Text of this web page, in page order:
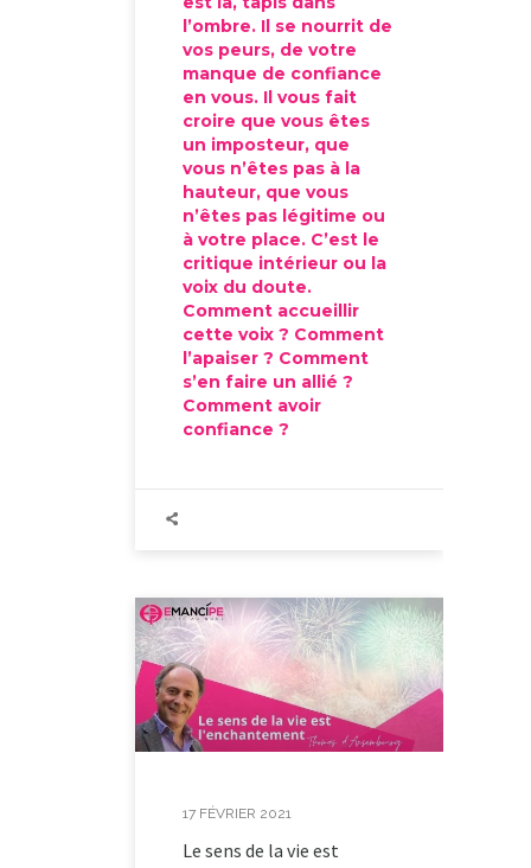
l’ombre. Il se nourrit de
vos peurs, de votre
manque de confiance
en vous. Il vous fait
croire que vous êtes
un imposteur, que
vous n’êtes pas à la
hauteur, que vous
n’êtes pas légitime ou
à votre place. C’est le
critique intérieur ou la
voix du doute.
Comment accueillir
cette voix ? Comment
l’apaiser ? Comment
s’en faire un allié ?
Comment avoir
confiance ?
17 FÉVRIER 2021
Le sens de la vie est